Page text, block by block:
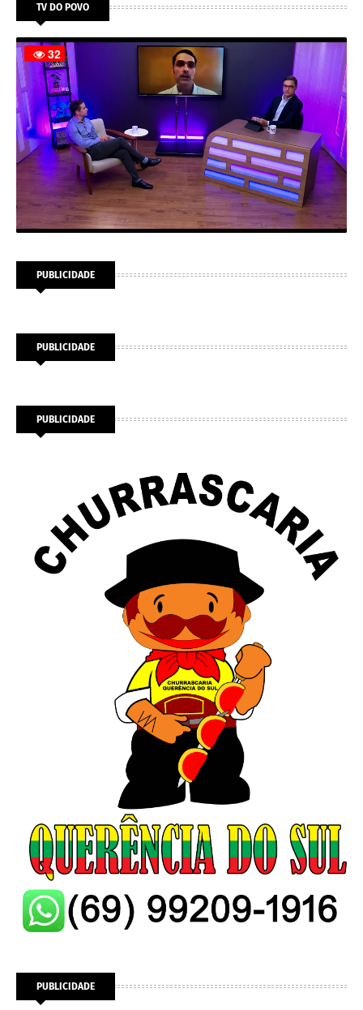
TV DO POVO
PUBLICIDADE
PUBLICIDADE
PUBLICIDADE
PUBLICIDADE